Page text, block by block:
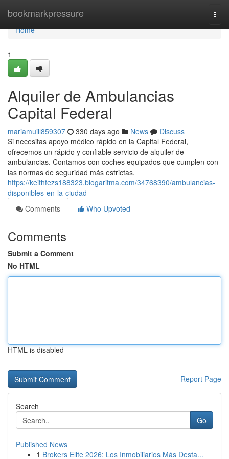
bookmarkpressure
Home
Home
1
Alquiler de Ambulancias
Capital Federal
mariamuill859307 330 days ago News
Discuss
Si necesitas apoyo médico rápido en la Capital Federal,
ofrecemos un rápido y confiable servicio de alquiler de
ambulancias. Contamos con coches equipados que cumplen con
las normas de seguridad más estrictas.
https://keithfezs188323.blogaritma.com/34768390/ambulancias-
disponibles-en-la-ciudad
Comments
Who Upvoted
Comments
Submit a Comment
No HTML
HTML is disabled
Report Page
Search
Go
Published News
1 Brokers Elite 2026: Los Inmobiliarios Más Desta...